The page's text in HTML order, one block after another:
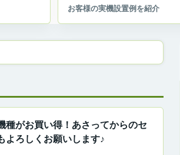
種がお買い得！あさってからのセ
よろしくお願いします♪